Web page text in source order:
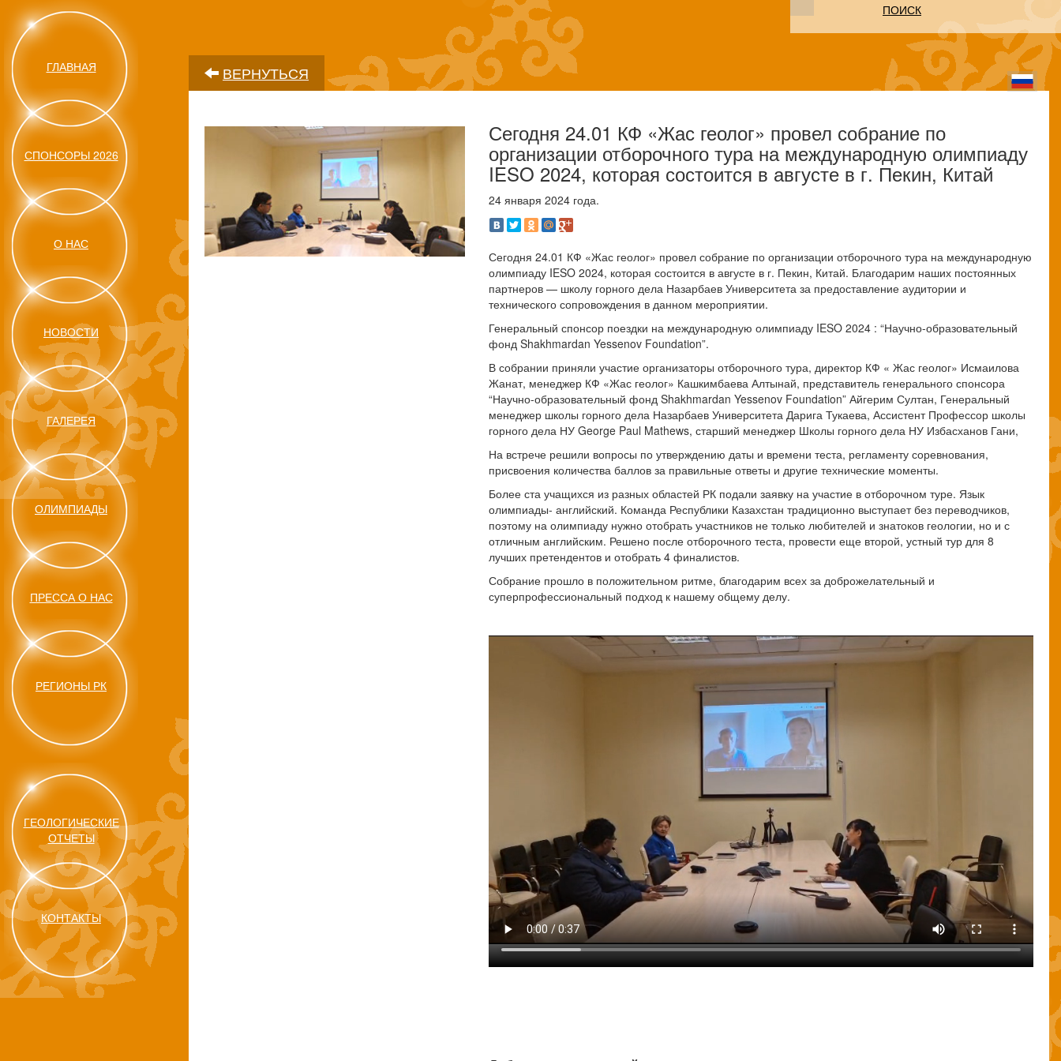
ГЛАВНАЯ
СПОНСОРЫ 2026
О НАС
НОВОСТИ
ГАЛЕРЕЯ
ОЛИМПИАДЫ
ПРЕССА О НАС
РЕГИОНЫ РК
ГЕОЛОГИЧЕСКИЕ
ОТЧЕТЫ
КОНТАКТЫ
ПОИСК
ВЕРНУТЬСЯ
Сегодня 24.01 КФ «Жас геолог» провел собрание по
организации отборочного тура на международную олимпиаду
IESO 2024, которая состоится в августе в г. Пекин, Китай
24 января 2024 года.
Сегодня 24.01 КФ «Жас геолог» провел собрание по организации отборочного тура на международную
олимпиаду IESO 2024, которая состоится в августе в г. Пекин, Китай. Благодарим наших постоянных
партнеров — школу горного дела Назарбаев Университета за предоставление аудитории и
технического сопровождения в данном мероприятии.
Генеральный спонсор поездки на международную олимпиаду IESO 2024 : “Научно-образовательный
фонд Shakhmardan Yessenov Foundation”.
В собрании приняли участие организаторы отборочного тура, директор КФ « Жас геолог» Исмаилова
Жанат, менеджер КФ «Жас геолог» Кашкимбаева Алтынай, представитель генерального спонсора
“Научно-образовательный фонд Shakhmardan Yessenov Foundation” Айгерим Султан, Генеральный
менеджер школы горного дела Назарбаев Университета Дарига Тукаева, Ассистент Профессор школы
горного дела НУ George Paul Mathews, старший менеджер Школы горного дела НУ Избасханов Гани,
На встрече решили вопросы по утверждению даты и времени теста, регламенту соревнования,
присвоения количества баллов за правильные ответы и другие технические моменты.
Более ста учащихся из разных областей РК подали заявку на участие в отборочном туре. Язык
олимпиады- английский. Команда Республики Казахстан традиционно выступает без переводчиков,
поэтому на олимпиаду нужно отобрать участников не только любителей и знатоков геологии, но и с
отличным английским. Решено после отборочного теста, провести еще второй, устный тур для 8
лучших претендентов и отобрать 4 финалистов.
Собрание прошло в положительном ритме, благодарим всех за доброжелательный и
суперпрофессиональный подход к нашему общему делу.